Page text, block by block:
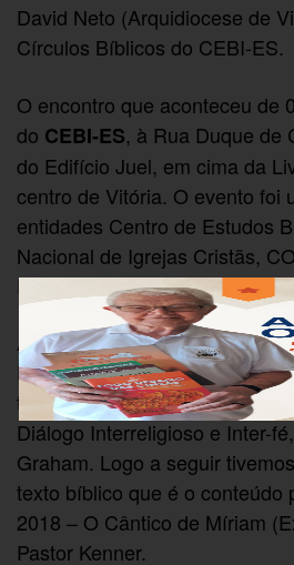
David Neto (Arquidiocese de
Círculos Bíblicos do CEBI-ES.
O encontro que aconteceu de
do CEBI-ES, à Rua Duque de
do Edifício Juel, em cima da
centro de Vitória. O evento foi
entidades Centro de Estudos
Nacional de Igrejas Cristãs,
Paulus.
A reunião iniciou com uma
Popular da Bíblia (CEBI-ES).
trabalhado: Ecumenismo,
Diálogo Interreligioso e Inter-
Graham. Logo a seguir
texto bíblico que é o conteúdo
2018 – O Cântico de Míriam
Pastor Kenner.